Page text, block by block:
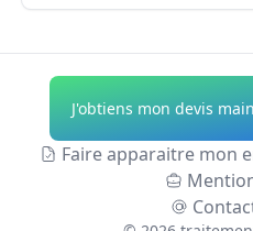
Traitement
d'Humidité des
Murs Lans-en-
Vercors
d'Humidité des
J'obtiens mon devis
Faire apparaitre mon